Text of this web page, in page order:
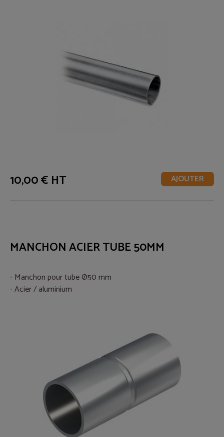
10,00 € HT AJOUTER
MANCHON ACIER TUBE 50MM
Manchon pour tube Ø50 mm
Acier / aluminium